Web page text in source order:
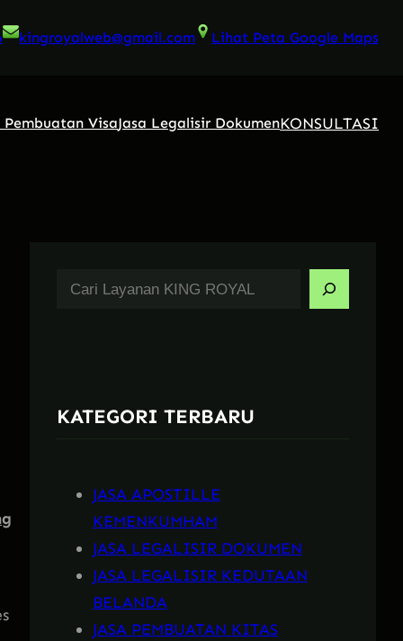
kingroyalweb@gmail.com Lihat Peta Google Maps
Pembuatan VisaJasa Legalisir DokumenKONSULTASI
h
KATEGORI TERBARU
JASA APOSTILLE
KEMENKUMHAM
JASA LEGALISIR DOKUMEN
JASA LEGALISIR KEDUTAAN
BELANDA
JASA PEMBUATAN KITAS